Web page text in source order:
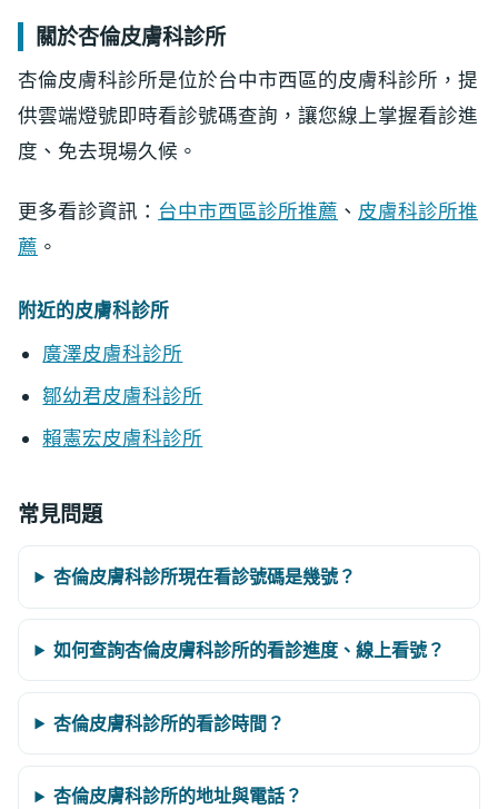
關於杏倫皮膚科診所
杏倫皮膚科診所是位於台中市西區的皮膚科診所，提
供雲端燈號即時看診號碼查詢，讓您線上掌握看診進
度、免去現場久候。
更多看診資訊： 台中市西區診所推薦 、 皮膚科診所推
薦 。
附近的皮膚科診所
廣澤皮膚科診所
鄒幼君皮膚科診所
賴憲宏皮膚科診所
常見問題
杏倫皮膚科診所現在看診號碼是幾號？
如何查詢杏倫皮膚科診所的看診進度、線上看號？
杏倫皮膚科診所的看診時間？
杏倫皮膚科診所的地址與電話？